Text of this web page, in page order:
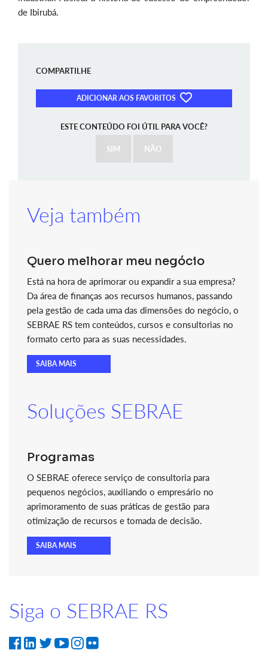
de Ibirubá.
COMPARTILHE
ADICIONAR AOS FAVORITOS
ESTE CONTEÚDO FOI ÚTIL PARA VOCÊ?
SIM NÃO
Veja também
Quero melhorar meu negócio
Está na hora de aprimorar ou expandir a sua empresa?
Da área de finanças aos recursos humanos, passando
pela gestão de cada uma das dimensões do negócio, o
SEBRAE RS tem conteúdos, cursos e consultorias no
formato certo para as suas necessidades.
SAIBA MAIS
Soluções SEBRAE
Programas
O SEBRAE oferece serviço de consultoria para
pequenos negócios, auxiliando o empresário no
aprimoramento de suas práticas de gestão para
otimização de recursos e tomada de decisão.
SAIBA MAIS
Siga o SEBRAE RS